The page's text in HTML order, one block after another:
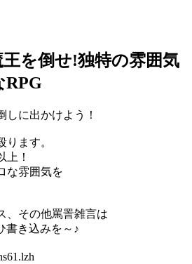
を倒せ!独特の雰囲気
RPG
に出かけよう！
ます。
上！
な雰囲気を
、その他罵詈雑言は
書き込みを～♪